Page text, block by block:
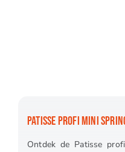
PATISSE PROFI MINI
Ontdek de Patisse